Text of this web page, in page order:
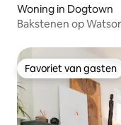
Woning in Dogtown
Bakstenen op
Favoriet van gasten
Favoriet van gasten